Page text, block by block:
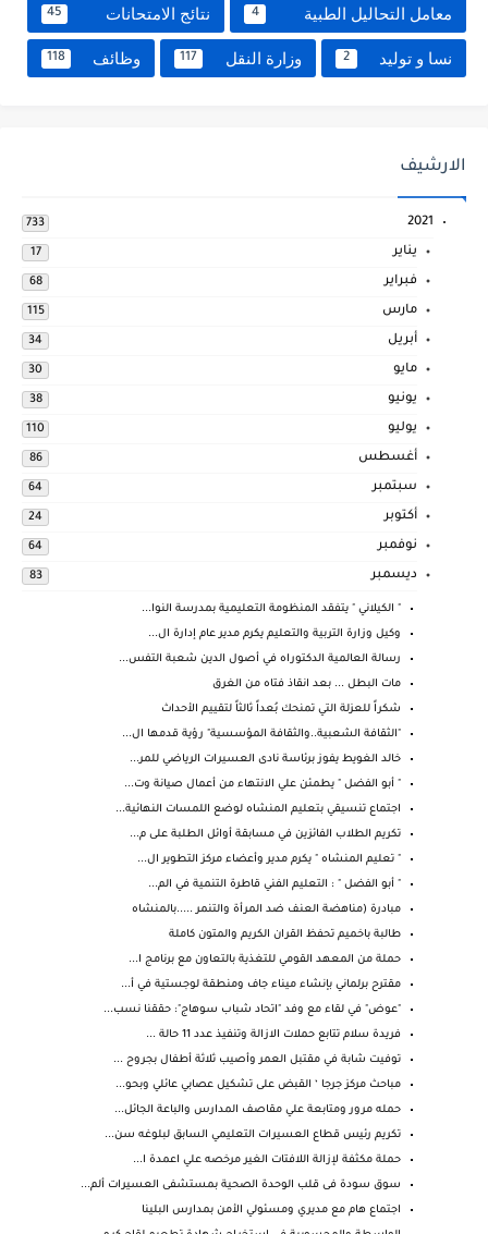
معامل التحاليل الطبية 4 نتائج الامتحانات 45
نسا و توليد 2 وزارة النقل 117 وظائف 118
الارشيف
2021
733
يناير 17
فبراير 68
مارس 115
أبريل 34
مايو 30
يونيو 38
يوليو 110
أغسطس 86
سبتمبر 64
أكتوبر 24
نوفمبر 64
ديسمبر 83
" الكيلاني " يتفقد المنظومة التعليمية بمدرسة النوا...
وكيل وزارة التربية والتعليم يكرم مدير عام إدارة ال...
رسالة العالمية الدكتوراه في أصول الدين شعبة التفس...
مات البطل ... بعد انقاذ فتاه من الغرق
شكراً للعزلة التي تمنحك بُعداً ثالثاً لتقييم الأحداث
"الثقافة الشعبية..والثقافة المؤسسية" رؤية قدمها ال...
خالد الغويط يفوز برئاسة نادى العسيرات الرياضي للمر...
" أبو الفضل " يطمئن علي الانتهاء من أعمال صيانة وت...
اجتماع تنسيقي بتعليم المنشاه لوضع اللمسات النهائية...
تكريم الطلاب الفائزين في مسابقة أوائل الطلبة على م...
" تعليم المنشاه " يكرم مدير وأعضاء مركز التطوير ال...
" أبو الفضل " : التعليم الفني قاطرة التنمية في الم...
مبادرة (مناهضة العنف ضد المرأة والتنمر .....بالمنشاه
طالبة باخميم تحفظ القران الكريم والمتون كاملة
حملة من المعهد القومي للتغذية بالتعاون مع برنامج ا...
مقترح برلماني بإنشاء ميناء جاف ومنطقة لوجستية في أ...
"عوض" في لقاء مع وفد "اتحاد شباب سوهاج": حققنا نسب...
فريدة سلام تتابع حملات الازالة وتنفيذ عدد 11 حالة ...
توفيت شابة في مقتبل العمر وأصيب ثلاثة أطفال بجروح ...
مباحث مركز جرجا ‘ القبض على تشكيل عصابي عائلي وبحو...
حمله مرور ومتابعة علي مقاصف المدارس والباعة الجائل...
تكريم رئيس قطاع العسيرات التعليمي السابق لبلوغه سن...
حملة مكثفة لإزالة اللافتات الغير مرخصه علي اعمدة ا...
سوق سودة فى قلب الوحدة الصحية بمستشفى العسيرات ألم...
اجتماع هام مع مديري ومسئولي الأمن بمدارس البلينا